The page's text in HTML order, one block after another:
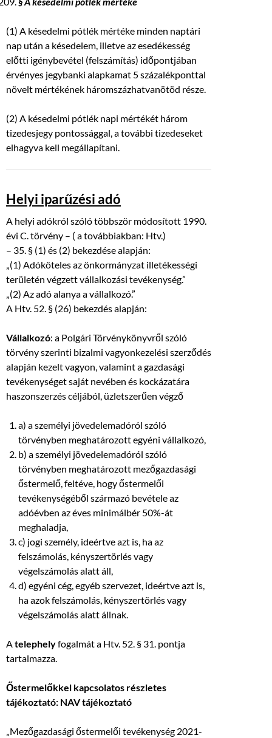
(1) A késedelmi pótlék mértéke minden naptári
nap után a késedelem, illetve az esedékesség
előtti igénybevétel (felszámítás) időpontjában
érvényes jegybanki alapkamat 5 százalékponttal
növelt mértékének háromszázhatvanötöd része.
(2) A késedelmi pótlék napi mértékét három
tizedesjegy pontossággal, a további tizedeseket
elhagyva kell megállapítani.
Helyi iparűzési adó
A helyi adókról szóló többször módosított 1990.
évi C. törvény – ( a továbbiakban: Htv.)
– 35. § (1) és (2) bekezdése alapján:
„(1) Adóköteles az önkormányzat illetékességi
területén végzett vállalkozási tevékenység.”
„(2) Az adó alanya a vállalkozó.”
A Htv. 52. § (26) bekezdés alapján:
Vállalkozó: a Polgári Törvénykönyvről szóló
törvény szerinti bizalmi vagyonkezelési szerződés
alapján kezelt vagyon, valamint a gazdasági
tevékenységet saját nevében és kockázatára
haszonszerzés céljából, üzletszerűen végző
a) a személyi jövedelemadóról szóló
törvényben meghatározott egyéni vállalkozó,
b) a személyi jövedelemadóról szóló
törvényben meghatározott mezőgazdasági
őstermelő, feltéve, hogy őstermelői
tevékenységéből származó bevétele az
adóévben az éves minimálbér 50%-át
meghaladja,
c) jogi személy, ideértve azt is, ha az
felszámolás, kényszertörlés vagy
végelszámolás alatt áll,
d) egyéni cég, egyéb szervezet, ideértve azt is,
ha azok felszámolás, kényszertörlés vagy
végelszámolás alatt állnak.
Atelephelyfogalmát a Htv. 52. § 31. pontja
tartalmazza.
Őstermelőkkel kapcsolatos részletes
tájékoztató: NAV tájékoztató
„Mezőgazdasági őstermelői tevékenység 2021-